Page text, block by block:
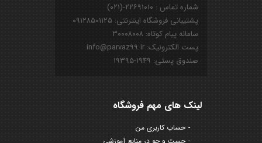
شماره تماس : ۲۲۶۹۱۰۱۰-(۰۲۱)
پشتیبانی فروشگاه اینترنتی: ۰۹۱۲۸۵۰۱۱۲۵
سامانه پیام کوتاه: ۳۰۰۰۸۰۰۸
پست الکترونیک: info@parvaz99.ir
صندوق پستی: ۱۹۴۹-۱۹۳۹۵
لینک های مهم فروشگاه
حساب کاربری من
جست و جو در منابع آموزشی